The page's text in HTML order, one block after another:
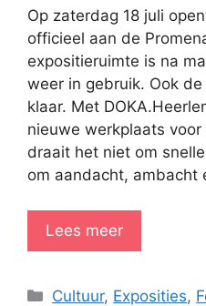
Op zaterdag 18 juli
officieel aan de
expositieruimte is na
weer in gebruik. Ook
klaar. Met
nieuwe werkplaats
draait het niet om
om aandacht, ambacht
Lees meer
Categorieën
Cultuur, Exposities,